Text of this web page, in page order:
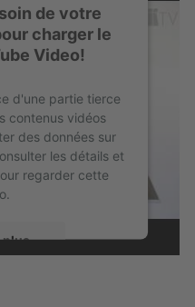
de votre
charger le
Video!
d'une partie tierce
contenus vidéos
des données sur
les détails et
regarder cette
plus